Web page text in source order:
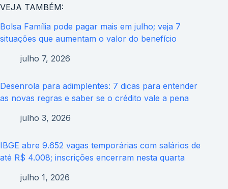
VEJA TAMBÉM:
Bolsa Família pode pagar mais em julho; veja 7
situações que aumentam o valor do benefício
julho 7, 2026
Desenrola para adimplentes: 7 dicas para entender
as novas regras e saber se o crédito vale a pena
julho 3, 2026
IBGE abre 9.652 vagas temporárias com salários de
até R$ 4.008; inscrições encerram nesta quarta
julho 1, 2026